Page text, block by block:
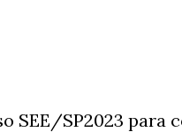
SEE/SP2023 para